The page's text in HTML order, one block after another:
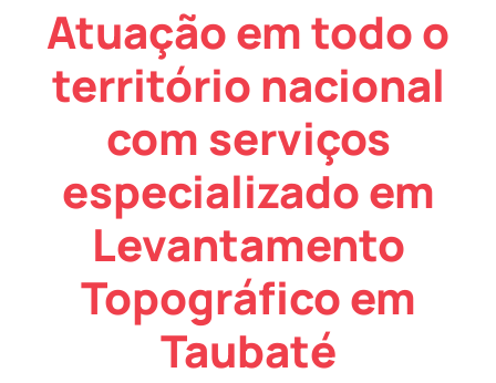
Atuação em todo o
território nacional
com serviços
especializado em
Levantamento
Topográfico em
Taubaté